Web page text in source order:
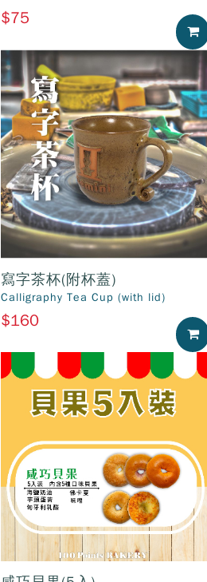
$75
寫字茶杯(附杯蓋)
Calligraphy Tea Cup (with lid)
$160